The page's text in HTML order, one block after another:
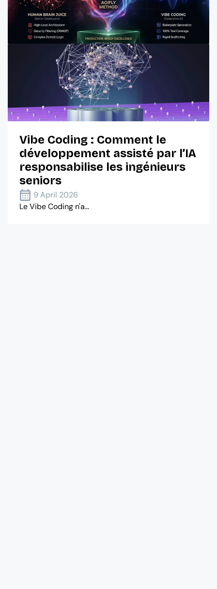
Vibe Coding : Comment le
développement assisté par l’IA
responsabilise les ingénieurs
seniors
9 April 2026
Le Vibe Coding n'a...